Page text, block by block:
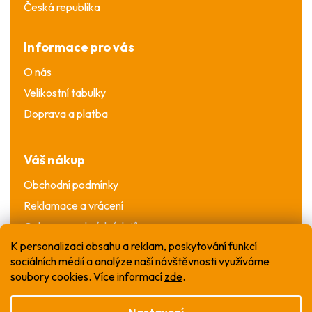
K personalizaci obsahu a reklam, poskytování funkcí
sociálních médií a analýze naší návštěvnosti využíváme
soubory cookies. Více informací zde.
Česká republika
Informace pro vás
O nás
Velikostní tabulky
Doprava a platba
Váš nákup
Obchodní podmínky
Reklamace a vrácení
Ochrana osobních údajů